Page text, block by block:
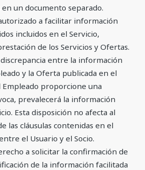
un documento separado.
a facilitar información
incluidos en el Servicio,
de los Servicios y Ofertas.
discrepancia entre la información
y la Oferta publicada en el
Empleado proporcione una
prevalecerá la información
Esta disposición no afecta al
las cláusulas contenidas en el
el Usuario y el Socio.
a solicitar la confirmación de
de la información facilitada